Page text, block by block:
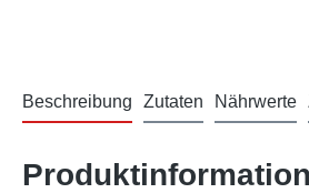
Beschreibung Zutaten Nährwerte